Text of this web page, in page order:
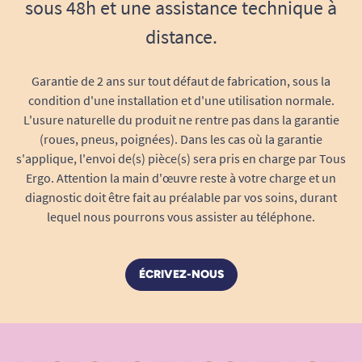
Voir tous les produits Tena.
Voir tous les produits Tena Fix.
Le TENA Fix Premium Extra Large en
sous 48h et une assistance technique à
distance.
Garantie de 2 ans sur tout défaut de fabrication, sous la
condition d'une installation et d'une utilisation normale.
L'usure naturelle du produit ne rentre pas dans la garantie
(roues, pneus, poignées). Dans les cas où la garantie
s'applique, l'envoi de(s) pièce(s) sera pris en charge par Tous
Ergo. Attention la main d'œuvre reste à votre charge et un
diagnostic doit être fait au préalable par vos soins, durant
lequel nous pourrons vous assister au téléphone.
ÉCRIVEZ-NOUS